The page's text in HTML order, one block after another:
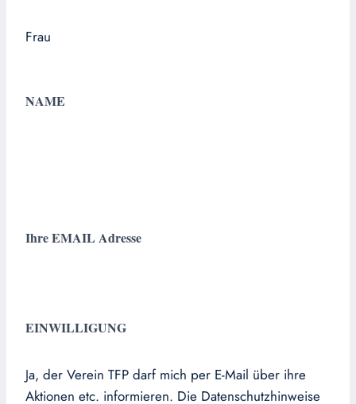
Frau
NAME
Ihre EMAIL Adresse
EINWILLIGUNG
Ja, der Verein TFP darf mich per E-Mail über ihre
Aktionen etc. informieren. Die Datenschutzhinweise